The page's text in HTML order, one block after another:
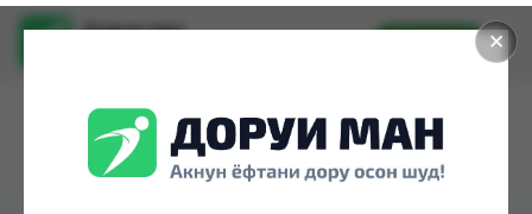
✕
Доруи ман
Установить